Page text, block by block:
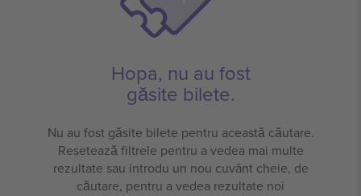
Hopa, nu au fost
găsite bilete.
Nu au fost găsite bilete pentru această căutare.
Resetează filtrele pentru a vedea mai multe
rezultate sau introdu un nou cuvânt cheie, de
căutare, pentru a vedea rezultate noi